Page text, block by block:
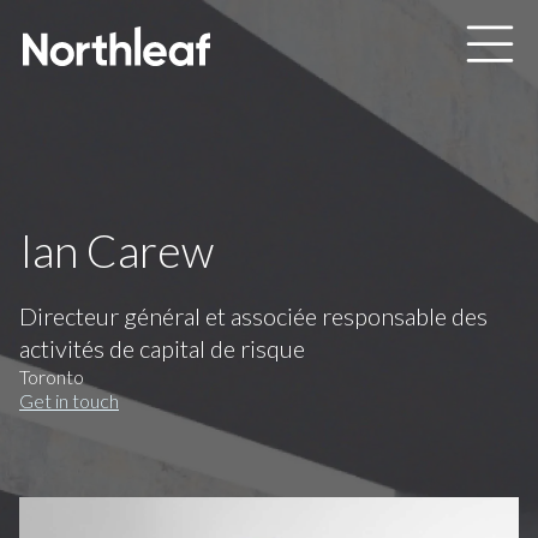
Skip to main content
Ian Carew
Directeur général et associée responsable des
activités de capital de risque
Toronto
Get in touch